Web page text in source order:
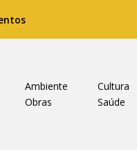
Ambiente Cultura
Obras
Saúde